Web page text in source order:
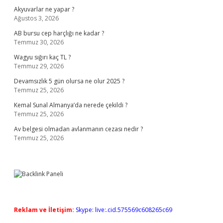
Akyuvarlar ne yapar ?
Ağustos 3, 2026
AB bursu cep harçlığı ne kadar ?
Temmuz 30, 2026
Wagyu sığırı kaç TL ?
Temmuz 29, 2026
Devamsızlık 5 gün olursa ne olur 2025 ?
Temmuz 25, 2026
Kemal Sunal Almanya’da nerede çekildi ?
Temmuz 25, 2026
Av belgesi olmadan avlanmanın cezası nedir ?
Temmuz 25, 2026
Reklam ve İletişim: Skype: live:.cid.575569c608265c69